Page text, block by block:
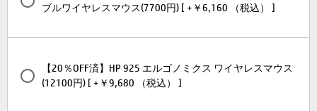
ブルワイヤレスマウス(7700円) [ +￥6,160 （税込） ]
【20％OFF済】HP 925 エルゴノミクス ワイヤレスマウス
(12100円) [ +￥9,680 （税込） ]